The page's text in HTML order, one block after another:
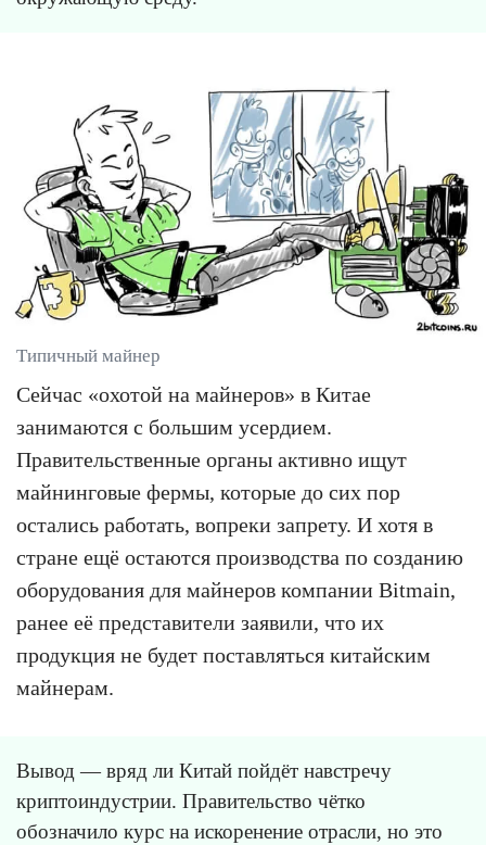
Типичный майнер
Сейчас «охотой на майнеров» в Китае
занимаются с большим усердием.
Правительственные органы активно ищут
майнинговые фермы, которые до сих пор
остались работать, вопреки запрету. И хотя в
стране ещё остаются производства по созданию
оборудования для майнеров компании Bitmain,
ранее её представители заявили, что их
продукция не будет поставляться китайским
майнерам.
Вывод — вряд ли Китай пойдёт навстречу
криптоиндустрии. Правительство чётко
обозначило курс на искоренение отрасли, но это